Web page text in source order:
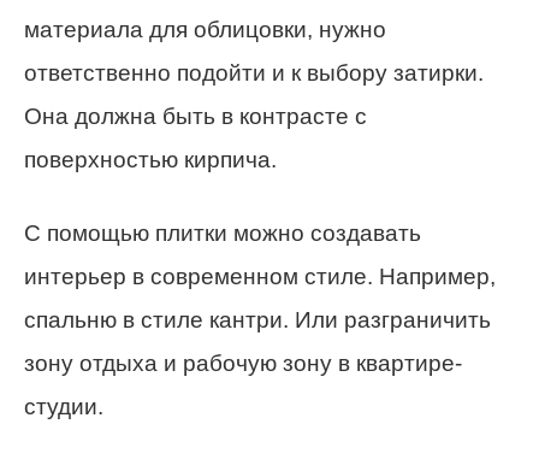
материала для облицовки, нужно
ответственно подойти и к выбору затирки.
Она должна быть в контрасте с
поверхностью кирпича.
С помощью плитки можно создавать
интерьер в современном стиле. Например,
спальню в стиле кантри. Или разграничить
зону отдыха и рабочую зону в квартире-
студии.